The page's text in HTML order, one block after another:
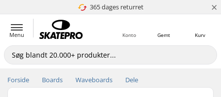
365 dages returret
4.8 ud af 5 ×
Menu Kurv
Gemt
Konto
Forside Boards Waveboards Dele